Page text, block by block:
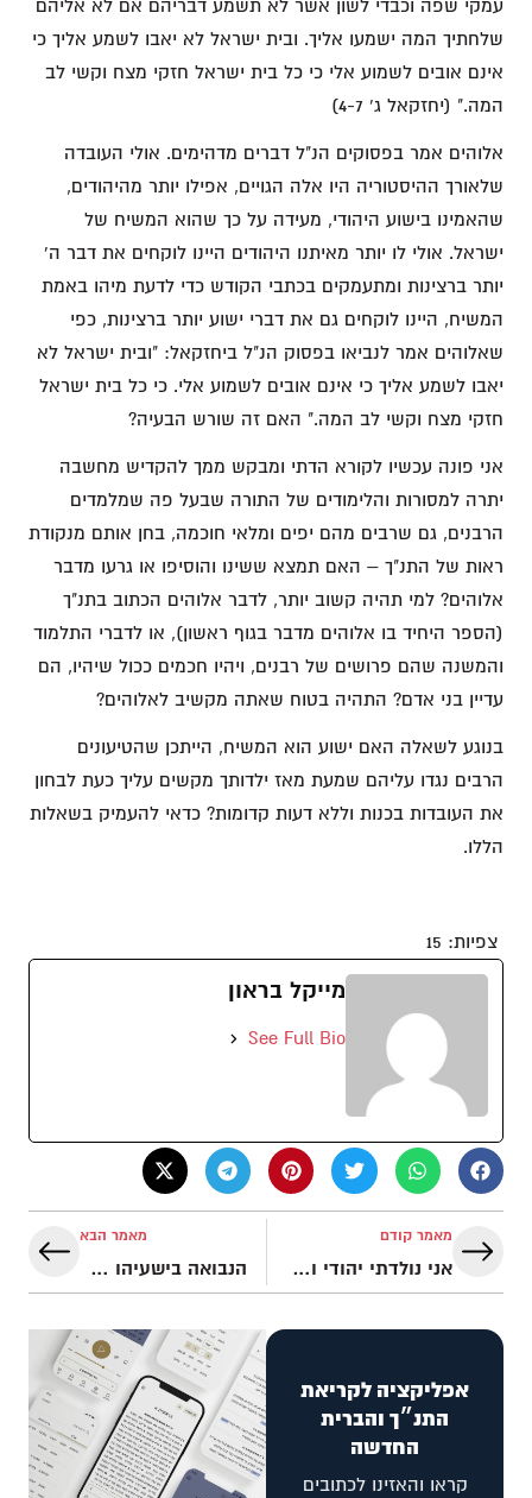
עמקי שפה וכבדי לשון אשר לא תשמע דבריהם אם לא אליהם
שלחתיך המה ישמעו אליך. ובית ישראל לא יאבו לשמע אליך כי
אינם אובים לשמוע אלי כי כל בית ישראל חזקי מצח וקשי לב
המה." (יחזקאל ג' 4-7)
אלוהים אמר בפסוקים הנ"ל דברים מדהימים. אולי העובדה
שלאורך ההיסטוריה היו אלה הגויים, אפילו יותר מהיהודים,
שהאמינו בישוע היהודי, מעידה על כך שהוא המשיח של
ישראל. אולי לו יותר מאיתנו היהודים היינו לוקחים את דבר ה'
יותר ברצינות ומתעמקים בכתבי הקודש כדי לדעת מיהו באמת
המשיח, היינו לוקחים גם את דברי ישוע יותר ברצינות, כפי
שאלוהים אמר לנביאו בפסוק הנ"ל ביחזקאל: "ובית ישראל לא
יאבו לשמע אליך כי אינם אובים לשמוע אלי. כי כל בית ישראל
חזקי מצח וקשי לב המה." האם זה שורש הבעיה?
אני פונה עכשיו לקורא הדתי ומבקש ממך להקדיש מחשבה
יתרה למסורות והלימודים של התורה שבעל פה שמלמדים
הרבנים, גם שרבים מהם יפים ומלאי חוכמה, בחן אותם מנקודת
ראות של התנ"ך – האם תמצא ששינו והוסיפו או גרעו מדבר
אלוהים? למי תהיה קשוב יותר, לדבר אלוהים הכתוב בתנ"ך
(הספר היחיד בו אלוהים מדבר בגוף ראשון), או לדברי התלמוד
והמשנה שהם פרושים של רבנים, ויהיו חכמים ככול שיהיו, הם
עדיין בני אדם? התהיה בטוח שאתה מקשיב לאלוהים?
בנוגע לשאלה האם ישוע הוא המשיח, הייתכן שהטיעונים
הרבים נגדו עליהם שמעת מאז ילדותך מקשים עליך כעת לבחון
את העובדות בכנות וללא דעות קדומות? כדאי להעמיק בשאלות
הללו.
צפיות: 15
מייקל בראון
See Full Bio
מאמר קודם
אני נולדתי יהודי ואמות יהודי!
מאמר הבא
הנבואה בישעיהו ט' על כך שהמשיח יהיה בן-אלוהים
אפליקציה לקריאת
התנ״ך והברית
החדשה
קראו והאזינו לכתובים